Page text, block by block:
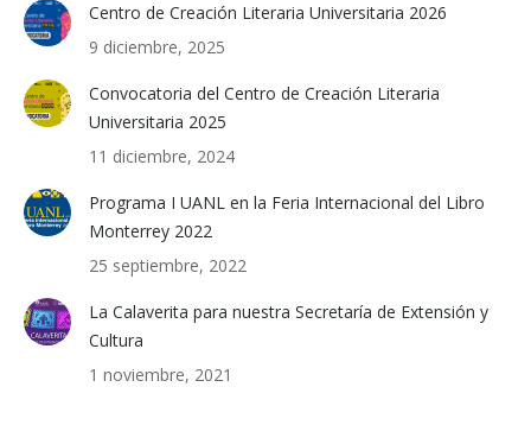
Centro de Creación Literaria Universitaria 2026
9 diciembre, 2025
Convocatoria del Centro de Creación Literaria
Universitaria 2025
11 diciembre, 2024
Programa I UANL en la Feria Internacional del Libro
Monterrey 2022
25 septiembre, 2022
La Calaverita para nuestra Secretaría de Extensión y
Cultura
1 noviembre, 2021